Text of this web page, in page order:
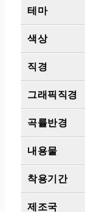
테마
색상
직경
그래픽직경
곡률반경
내용물
착용기간
제조국